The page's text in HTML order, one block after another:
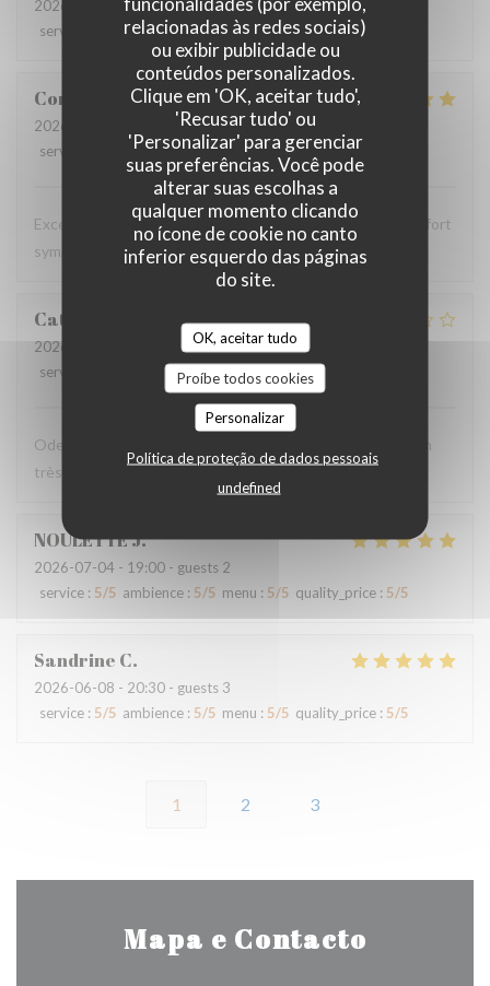
relacionadas às redes sociais)
ou exibir publicidade ou
conteúdos personalizados.
Clique em 'OK, aceitar tudo',
'Recusar tudo' ou
'Personalizar' para gerenciar
suas preferências. Você pode
alterar suas escolhas a
qualquer momento clicando
no ícone de cookie no canto
inferior esquerdo das páginas
do site.
OK, aceitar tudo
Proíbe todos cookies
Personalizar
Política de proteção de dados pessoais
undefined
2026-07-19
- 13:00 - guests 2
service
ambience: 3/5 menu:3/5 quality_price
Corentin
2026-07-18
- 19:30 - guests 2
service
ambience:5/5 menu: 5/5 quality_price
Excellent comme d’habitude, personnels très agréable et fort
sympathiques
Catherine
2026-06-13
- 12:30 - guests 2
service
ambience: 3/5 menu /5 quality_price
Odeur désagréable et propreté moyenne de la salle Welsh
très gras et de qualité très moyenne
NOULETTEJ
2026-07-04 - 19:00 - guests 2
service : 5/5 ambience : 5/5 menu : 5/5 quality_price : 5/5
Sandrine C
2026-06-08 - 20:30 - guests 3
service : 5/5 ambience : 5/5 menu : 5/5 quality_price : 5/5
1 2 3
Mapa e Contacto